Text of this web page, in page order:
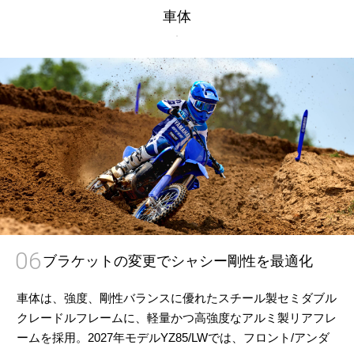
車体
06 ブラケットの変更でシャシー剛性を最適化
車体は、強度、剛性バランスに優れたスチール製セミダブル
クレードルフレームに、軽量かつ高強度なアルミ製リアフレ
ームを採用。2027年モデルYZ85/LWでは、フロント/アンダ